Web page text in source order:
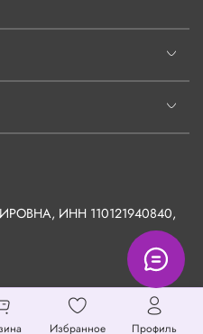
ИНН 110121940840,
Избранное Профиль